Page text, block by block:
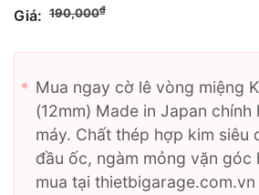
Giá: 190,000₫
Mua ngay cờ lê vòng miệng
(12mm) Made in Japan
máy. Chất thép hợp kim siêu
đầu ốc, ngàm mỏng vặn
mua tại thietbigarage.com.vn